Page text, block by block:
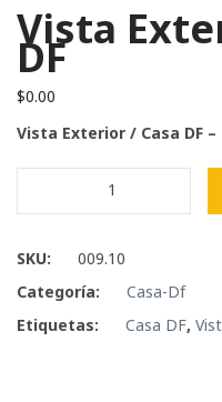
Vista
DF
$0.00
Vista Exterior / Casa DF –
Casa
DF
cantidad
SKU:
009.10
Categoría:
Casa-Df
Etiquetas:
Casa DF,